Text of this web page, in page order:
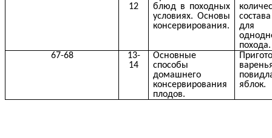
12
блюд в походных
условиях. Основы
консервирования.
для
похода.
67-68
13-
14
Основные
способы
домашнего
консервирования
плодов.
яблок.